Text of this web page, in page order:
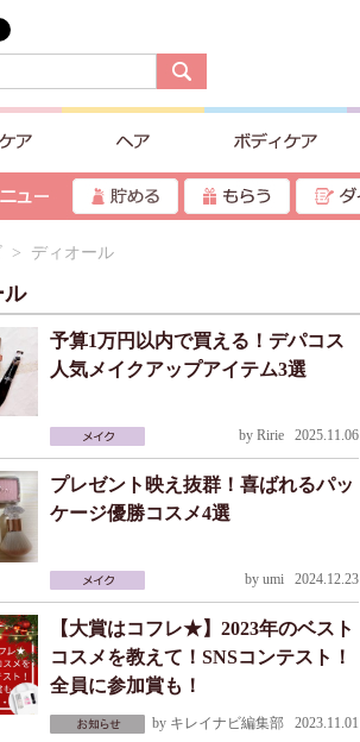
> ディオール
ル
予算1万円以内で買える！デパコス
人気メイクアップアイテム3選
by Ririe 2025.11.06
プレゼント映え抜群！喜ばれるパッ
ケージ優勝コスメ4選
by umi 2024.12.23
【大賞はコフレ★】2023年のベスト
コスメを教えて！SNSコンテスト！
全員に参加賞も！
by キレイナビ編集部 2023.11.01